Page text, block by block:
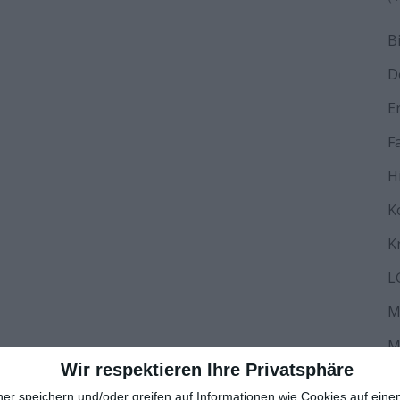
Wir respektieren Ihre Privatsphäre
speichern und/oder greifen auf Informationen wie Cookies auf